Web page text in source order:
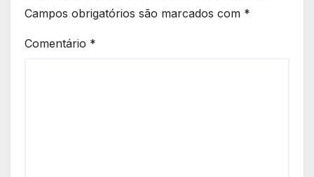
Campos obrigatórios são marcados com *
Comentário *